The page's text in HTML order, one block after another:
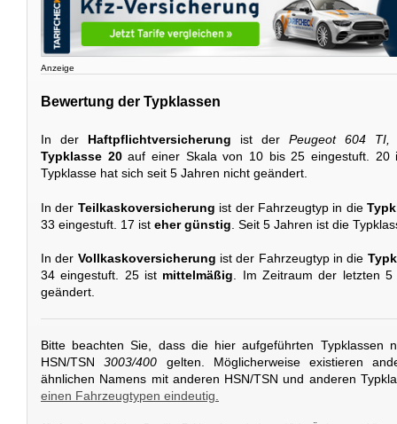
Anzeige
Bewertung der Typklassen
In der Haftpflichtversicherung ist der Peugeot 604 TI,
Typklasse 20auf einer Skala von 10 bis 25 eingestuft.
Typklasse hat sich seit 5 Jahren nicht geändert.
In der Teilkaskoversicherung ist der Fahrzeugtyp in die
33 eingestuft. 17 ist eher günstig . Seit 5 Jahren ist die
In der Vollkaskoversicherung ist der Fahrzeugtyp in die
34 eingestuft. 25 ist mittelmäßig. Im Zeitraum der letzten
geändert.
Bitte beachten Sie, dass die hier aufgeführten Typklassen
HSN/TSN3003/400 gelten. Möglicherweise existieren
ähnlichen Namens mit anderen HSN/TSN und anderen
einen Fahrzeugtypen eindeutig.